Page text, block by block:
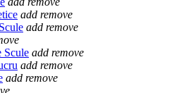
add remove
add remove
Scule add remove
add remove
add remove